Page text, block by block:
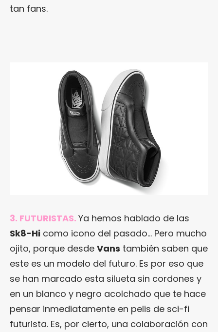
tan fans.
3. FUTURISTAS. Ya hemos hablado de las
Sk8-Hi como icono del pasado… Pero mucho
ojito, porque desde Vans también saben que
este es un modelo del futuro. Es por eso que
se han marcado esta silueta sin cordones y
en un blanco y negro acolchado que te hace
pensar inmediatamente en pelis de sci-fi
futurista. Es, por cierto, una colaboración con